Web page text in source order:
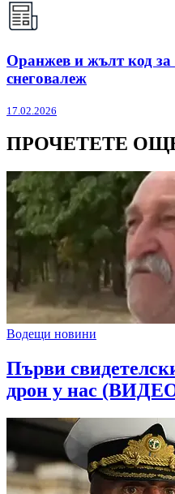
Оранжев и жълт код за
снеговалеж
17.02.2026
ПРОЧЕТЕТЕ
Водещи новини
Първи
дрон у нас